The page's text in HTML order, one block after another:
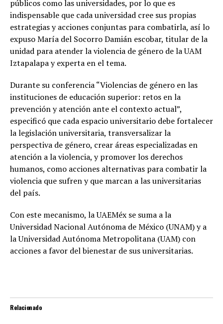
públicos como las universidades, por lo que es
indispensable que cada universidad cree sus propias
estrategias y acciones conjuntas para combatirla, así lo
expuso María del Socorro Damián escobar, titular de la
unidad para atender la violencia de género de la UAM
Iztapalapa y experta en el tema.
Durante su conferencia “Violencias de género en las
instituciones de educación superior: retos en la
prevención y atención ante el contexto actual”,
especificó que cada espacio universitario debe fortalecer
la legislación universitaria, transversalizar la
perspectiva de género, crear áreas especializadas en
atención a la violencia, y promover los derechos
humanos, como acciones alternativas para combatir la
violencia que sufren y que marcan a las universitarias
del país.
Con este mecanismo, la UAEMéx se suma a la
Universidad Nacional Autónoma de México (UNAM) y a
la Universidad Autónoma Metropolitana (UAM) con
acciones a favor del bienestar de sus universitarias.
Relacionado